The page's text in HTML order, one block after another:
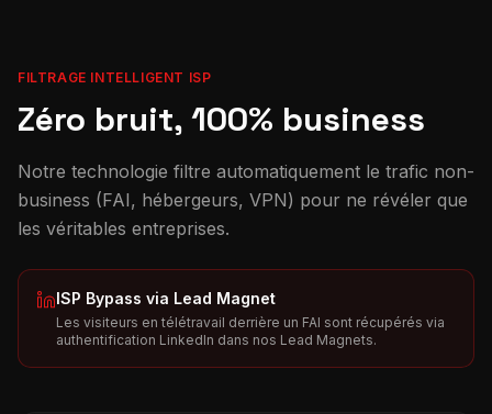
FILTRAGE INTELLIGENT ISP
Zéro bruit, 100% business
Notre technologie filtre automatiquement le trafic non-
business (FAI, hébergeurs, VPN) pour ne révéler que
les véritables entreprises.
ISP Bypass via Lead Magnet
Les visiteurs en télétravail derrière un FAI sont récupérés via
authentification LinkedIn dans nos Lead Magnets.